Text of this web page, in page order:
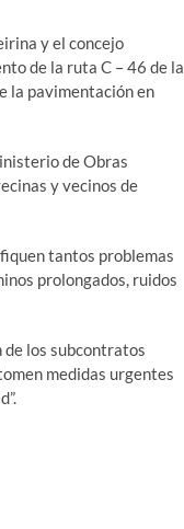
y el concejo
de la ruta C – 46 de la
la pavimentación en
de Obras
y vecinos de
tantos problemas
prolongados, ruidos
los subcontratos
medidas urgentes